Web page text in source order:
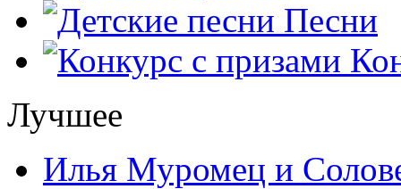
Песни
Лучшее
Илья Муромец и